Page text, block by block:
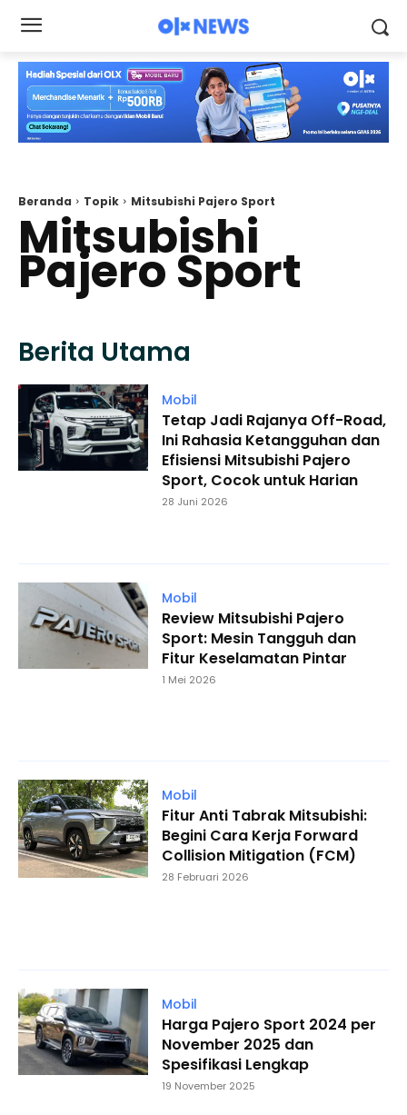
Beranda Topik Mitsubishi Pajero Sport
Mitsubishi
Pajero Sport
Berita Utama
Mobil
Tetap Jadi Rajanya Off-Road,
Ini Rahasia Ketangguhan dan
Efisiensi Mitsubishi Pajero
Sport, Cocok untuk Harian
28 Juni 2026
Mobil
Review Mitsubishi Pajero
Sport: Mesin Tangguh dan
Fitur Keselamatan Pintar
1 Mei 2026
Mobil
Fitur Anti Tabrak Mitsubishi:
Begini Cara Kerja Forward
Collision Mitigation (FCM)
28 Februari 2026
Mobil
Harga Pajero Sport 2024 per
November 2025 dan
Spesifikasi Lengkap
19 November 2025